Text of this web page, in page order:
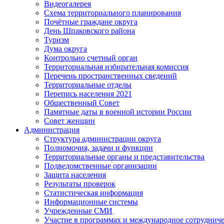
Видеогалерея
Схема территориального планирования
Почётные граждане округа
День Шпаковского района
Туризм
Дума округа
Контрольно счетный орган
Территориальная избирательная комиссия
Перечень пространственных сведений
Территориальные отделы
Перепись населения 2021
Общественный Совет
Памятные даты в военной истории России
Совет женщин
Администрация
Структура администрации округа
Полномочия, задачи и функции
Территориальные органы и представительства
Подведомственные организации
Защита населения
Результаты проверок
Статистическая информация
Информационные системы
Учрежденные СМИ
Участие в программах и международное